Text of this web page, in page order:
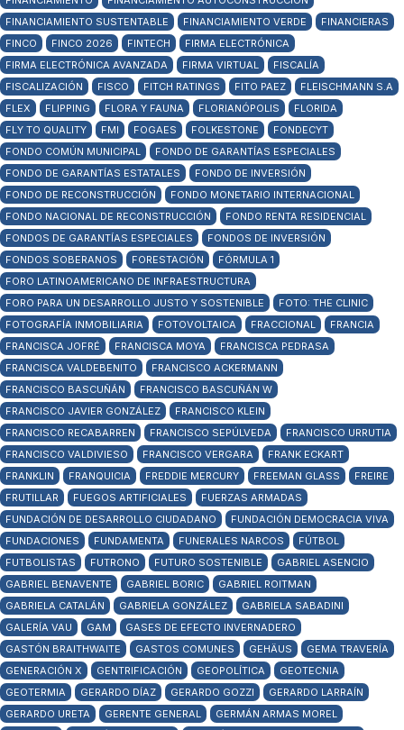
FINANCIAMIENTO SUSTENTABLE
FINANCIAMIENTO VERDE
FINANCIERAS
FINCO
FINCO 2026 FINTECH
FIRMA ELECTRÓNICA
FIRMA ELECTRÓNICA AVANZADA
FIRMA VIRTUAL
FISCALÍA
FISCALIZACIÓN
FISCO FITCH RATINGS FITO PAEZ
FLEISCHMANN S.A
FLEX
FLIPPING FLORA Y FAUNA FLORIANÓPOLIS
FLORIDA
FLY TO QUALITY
FMI FOGAES FOLKESTONE
FONDECYT
FONDO COMÚN MUNICIPAL
FONDO DE GARANTÍAS ESPECIALES
FONDO DE GARANTÍAS ESTATALES
FONDO DE INVERSIÓN
FONDO DE RECONSTRUCCIÓN
FONDO MONETARIO INTERNACIONAL
FONDO NACIONAL DE RECONSTRUCCIÓN
FONDO RENTA RESIDENCIAL
FONDOS DE GARANTÍAS ESPECIALES
FONDOS DE INVERSIÓN
FONDOS SOBERANOS
FORESTACIÓN
FÓRMULA 1
FORO LATINOAMERICANO DE INFRAESTRUCTURA
FORO PARA UN DESARROLLO JUSTO Y SOSTENIBLE
FOTO: THE CLINIC
FOTOGRAFÍA INMOBILIARIA
FOTOVOLTAICA FRACCIONAL
FRANCIA
FRANCISCA JOFRÉ
FRANCISCA MOYA
FRANCISCA PEDRASA
FRANCISCA VALDEBENITO
FRANCISCO ACKERMANN
FRANCISCO BASCUÑÁN
FRANCISCO BASCUÑÁN W
FRANCISCO JAVIER GONZÁLEZ
FRANCISCO KLEIN
FRANCISCO RECABARREN
FRANCISCO SEPÚLVEDA
FRANCISCO URRUTIA
FRANCISCO VALDIVIESO
FRANCISCO VERGARA
FRANK ECKART
FRANKLIN
FRANQUICIA FREDDIE MERCURY FREEMAN GLASS
FREIRE
FRUTILLAR
FUEGOS ARTIFICIALES
FUERZAS ARMADAS
FUNDACIÓN DE DESARROLLO CIUDADANO
FUNDACIÓN DEMOCRACIA VIVA
FUNDACIONES
FUNDAMENTA FUNERALES NARCOS
FÚTBOL
FUTBOLISTAS
FUTRONO FUTURO SOSTENIBLE
GABRIEL ASENCIO
GABRIEL BENAVENTE
GABRIEL BORIC
GABRIEL ROITMAN
GABRIELA CATALÁN
GABRIELA GONZÁLEZ
GABRIELA SABADINI
GALERÍA VAU
GAM
GASES DE EFECTO INVERNADERO
GASTÓN BRAITHWAITE
GASTOS COMUNES GEHÄUS
GEMA TRAVERÍA
GENERACIÓN X
GENTRIFICACIÓN GEOPOLÍTICA
GEOTECNIA
GEOTERMIA
GERARDO DÍAZ GERARDO GOZZI
GERARDO LARRAÍN
GERARDO URETA
GERENTE GENERAL
GERMÁN ARMAS MOREL